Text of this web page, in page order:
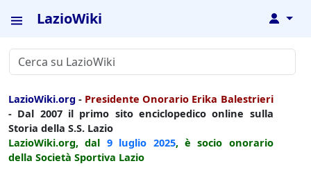
LazioWiki ↓
LazioWiki.org - Presidente Onorario Erika Balestrieri
- Dal 2007 il primo sito enciclopedico online sulla
Storia della S.S. Lazio
LazioWiki.org, dal 9 luglio 2025, è socio onorario
della Società Sportiva Lazio